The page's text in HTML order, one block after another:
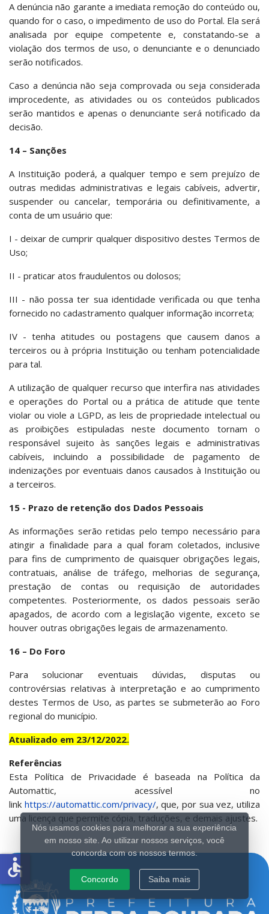
A denúncia não garante a imediata remoção do conteúdo ou,
quando for o caso, o impedimento de uso do Portal. Ela será
analisada por equipe competente e, constatando-se a
violação dos termos de uso, o denunciante e o denunciado
serão notificados.
Caso a denúncia não seja comprovada ou seja considerada
improcedente, as atividades ou os conteúdos publicados
serão mantidos e apenas o denunciante será notificado da
decisão.
14 – Sanções
A Instituição poderá, a qualquer tempo e sem prejuízo de
outras medidas administrativas e legais cabíveis, advertir,
suspender ou cancelar, temporária ou definitivamente, a
conta de um usuário que:
I - deixar de cumprir qualquer dispositivo destes Termos de
Uso;
II - praticar atos fraudulentos ou dolosos;
III - não possa ter sua identidade verificada ou que tenha
fornecido no cadastramento qualquer informação incorreta;
IV - tenha atitudes ou postagens que causem danos a
terceiros ou à própria Instituição ou tenham potencialidade
para tal.
A utilização de qualquer recurso que interfira nas atividades
e operações do Portal ou a prática de atitude que tente
violar ou viole a LGPD, as leis de propriedade intelectual ou
as proibições estipuladas neste documento tornam o
responsável sujeito às sanções legais e administrativas
cabíveis, incluindo a possibilidade de pagamento de
indenizações por eventuais danos causados à Instituição ou
a terceiros.
15 - Prazo de retenção dos Dados Pessoais
As informações serão retidas pelo tempo necessário para
atingir a finalidade para a qual foram coletados, inclusive
para fins de cumprimento de quaisquer obrigações legais,
contratuais, análise de tráfego, melhorias de segurança,
prestação de contas ou requisição de autoridades
competentes. Posteriormente, os dados pessoais serão
apagados, de acordo com a legislação vigente, exceto se
houver outras obrigações legais de armazenamento.
16 – Do Foro
Para solucionar eventuais dúvidas, disputas ou
controvérsias relativas à interpretação e ao cumprimento
destes Termos de Uso, as partes se submeterão ao Foro
regional do município.
Atualizado em 23/12/2022.
Referências
Esta Política de Privacidade é baseada na Política da
Automattic, acessível no
link https://automattic.com/privacy/, que, por sua vez, utiliza
uma licença que permite cópia, traduções, e demais ajustes.
Nós usamos cookies para melhorar a sua experiência
em nosso site. Ao utilizar nossos serviços, você
concorda com os nossos termos.
Concordo Saiba mais
accessible